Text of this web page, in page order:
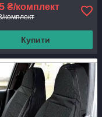
₴/комплект
комплект
Купити